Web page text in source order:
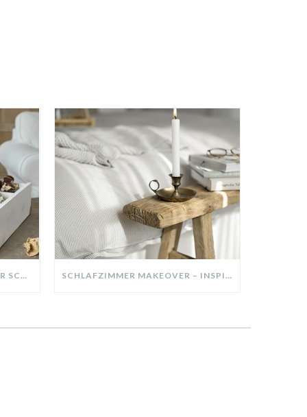
DIY-DEKO-TABLETT AUS ALTER SCHUBLADE – NACHHALTIGE HERBSTDEKO SELBER MACHEN! SCHLAFZIMMER MAKEOVER – INSPIRATION FÜR DEIN SCHLAFZIMMER: AUS ALT MACH NEU – HELL, GEMÜTLICH UND EINLADEND